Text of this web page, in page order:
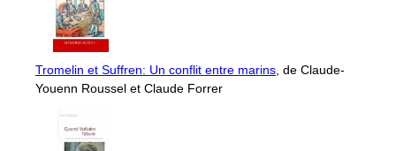
Tromelin et Suffren: Un conflit entre marins , de Claude-
Youenn Roussel et Claude Forrer